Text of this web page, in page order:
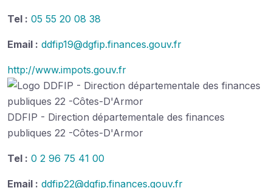
Tel : 05 55 20 08 38
Email : ddfip19@dgfip.finances.gouv.fr
http://www.impots.gouv.fr
DDFIP - Direction départementale des finances
publiques 22 -Côtes-D'Armor
Tel : 0 2 96 75 41 00
Email : ddfip22@dgfip.finances.gouv.fr